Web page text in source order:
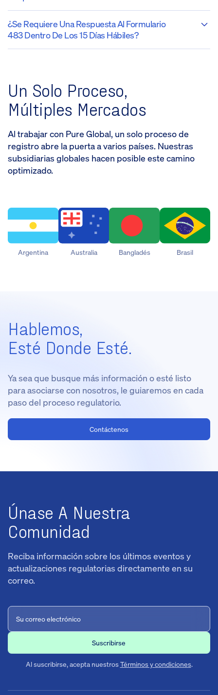
¿Se Requiere Una Respuesta Al Formulario
483 Dentro De Los 15 Días Hábiles?
Un Solo Proceso,
Múltiples Mercados
Al trabajar con Pure Global, un solo proceso de
registro abre la puerta a varios países. Nuestras
subsidiarias globales hacen posible este camino
optimizado.
Argentina Australia Bangladés Brasil
Hablemos,
Esté Donde Esté.
Ya sea que busque más información o esté listo
para asociarse con nosotros, le guiaremos en cada
paso del proceso regulatorio.
Contáctenos
Únase A Nuestra
Comunidad
Reciba información sobre los últimos eventos y
actualizaciones regulatorias directamente en su
correo.
Al suscribirse, acepta nuestrosTérminos y condiciones.